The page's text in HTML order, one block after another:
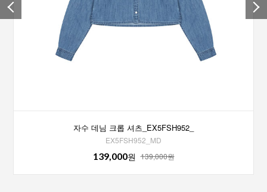
자수 데님 크롭 셔츠_EX5FSH952_
EX5FSH952_MD
139,000원 139,000원